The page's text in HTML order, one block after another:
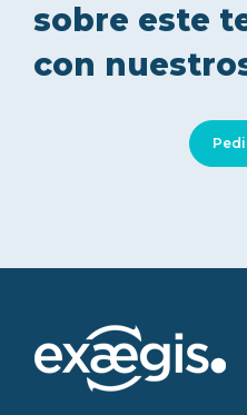
sobre este
con